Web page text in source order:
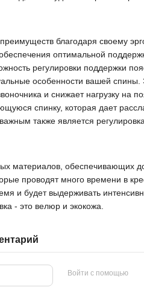
благодаря своему
оптимальной
регулировки поддержки
особенности вашей спины.
и снижает нагрузку на
спинку, которая дает
также является
материалов, обеспечивающих
проводят много времени в
и будет выдерживать
- это велюр и экокожа.
Войти с помощью